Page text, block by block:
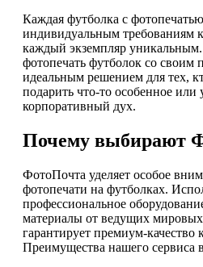
Каждая футболка с фотопечатью
индивидуальным требованиям
каждый экземпляр уникальным.
фотопечать футболок со своим
идеальным решением для тех,
подарить что-то особенное или
корпоративный дух.
Почему выбирают
ФотоПочта уделяет особое
фотопечати на футболках.
профессиональное
материалы от ведущих
гарантирует премиум-качество
Преимущества нашего сервиса